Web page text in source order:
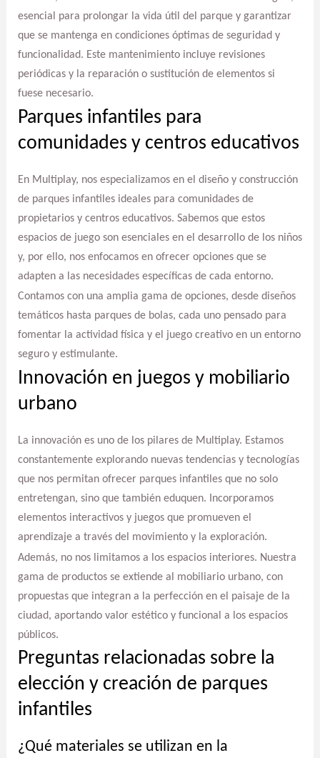
esencial para prolongar la vida útil del parque y garantizar
que se mantenga en condiciones óptimas de seguridad y
funcionalidad. Este mantenimiento incluye revisiones
periódicas y la reparación o sustitución de elementos si
fuese necesario.
Parques infantiles para
comunidades y centros educativos
En Multiplay, nos especializamos en el diseño y construcción
de parques infantiles ideales para comunidades de
propietarios y centros educativos. Sabemos que estos
espacios de juego son esenciales en el desarrollo de los niños
y, por ello, nos enfocamos en ofrecer opciones que se
adapten a las necesidades específicas de cada entorno.
Contamos con una amplia gama de opciones, desde diseños
temáticos hasta parques de bolas, cada uno pensado para
fomentar la actividad física y el juego creativo en un entorno
seguro y estimulante.
Innovación en juegos y mobiliario
urbano
La innovación es uno de los pilares de Multiplay. Estamos
constantemente explorando nuevas tendencias y tecnologías
que nos permitan ofrecer parques infantiles que no solo
entretengan, sino que también eduquen. Incorporamos
elementos interactivos y juegos que promueven el
aprendizaje a través del movimiento y la exploración.
Además, no nos limitamos a los espacios interiores. Nuestra
gama de productos se extiende al mobiliario urbano, con
propuestas que integran a la perfección en el paisaje de la
ciudad, aportando valor estético y funcional a los espacios
públicos.
Preguntas relacionadas sobre la
elección y creación de parques
infantiles
¿Qué materiales se utilizan en la